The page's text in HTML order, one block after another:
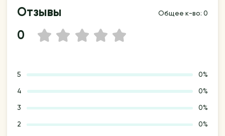
Отзывы Общее к-во: 0
0 5
4
3
2
1
5 0%
4 0%
3 0%
2 0%